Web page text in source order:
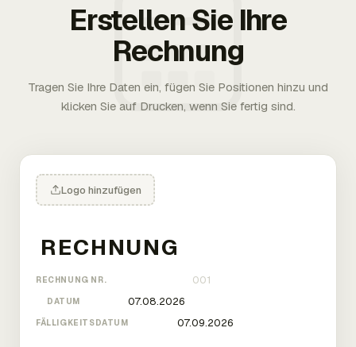
Erstellen Sie Ihre
Rechnung
Tragen Sie Ihre Daten ein, fügen Sie Positionen hinzu und
klicken Sie auf Drucken, wenn Sie fertig sind.
Logo hinzufügen
RECHNUNG NR.
DATUM
FÄLLIGKEITSDATUM